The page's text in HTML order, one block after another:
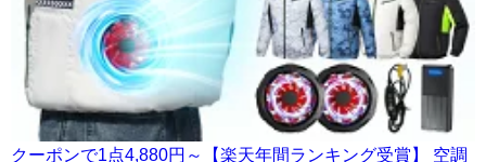
クーポンで1点4,880円～【楽天年間ランキング受賞】 空調